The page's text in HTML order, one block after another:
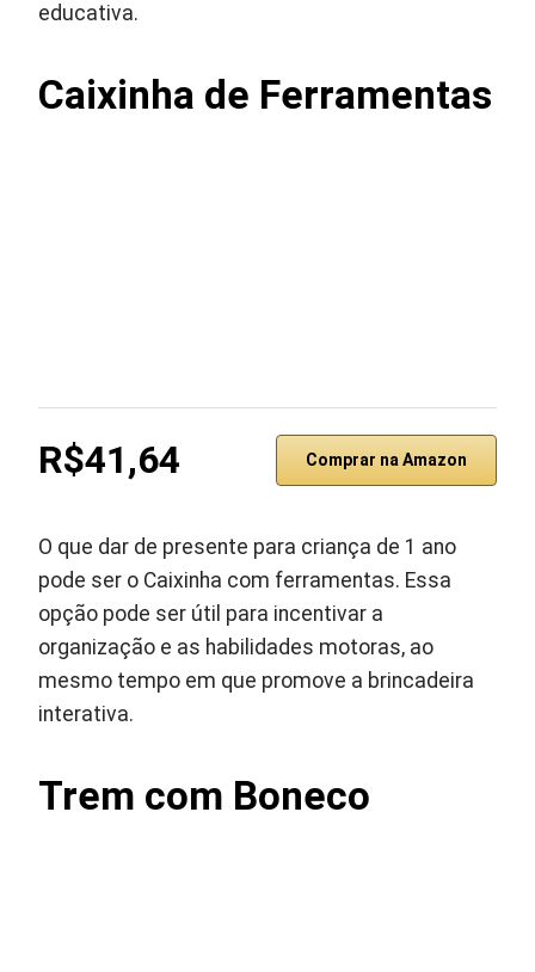
educativa.
Caixinha de Ferramentas
R$41,64 Comprar na Amazon
O que dar de presente para criança de 1 ano
pode ser o Caixinha com ferramentas. Essa
opção pode ser útil para incentivar a
organização e as habilidades motoras, ao
mesmo tempo em que promove a brincadeira
interativa.
Trem com Boneco